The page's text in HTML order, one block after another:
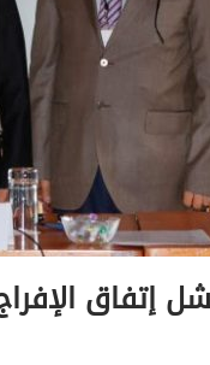
إتفاق